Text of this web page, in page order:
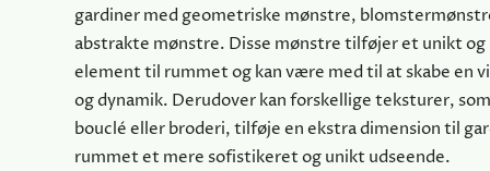
gardiner med geometriske mønstre,
abstrakte mønstre. Disse mønstre tilføjer et unikt
element til rummet og kan være med til at skabe en
og dynamik. Derudover kan forskellige teksturer,
bouclé eller broderi, tilføje en ekstra dimension til
rummet et mere sofistikeret og unikt udseende.